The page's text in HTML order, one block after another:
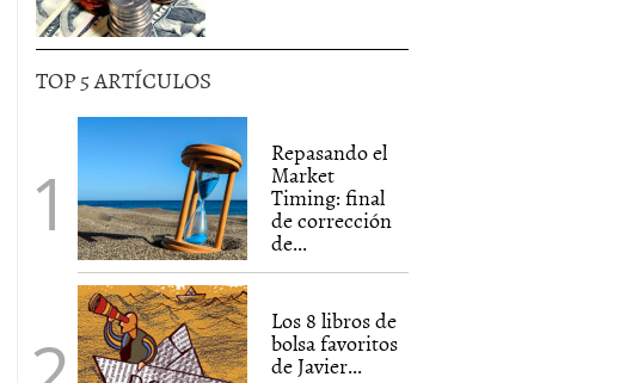
TOP 5 ARTÍCULOS
Repasando el
Market
Timing: final
de corrección
de...
Los 8 libros de
bolsa favoritos
de Javier...